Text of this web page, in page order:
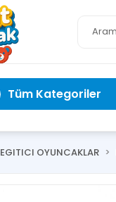
Tüm Kategoriler
EGITICI OYUNCAKLAR